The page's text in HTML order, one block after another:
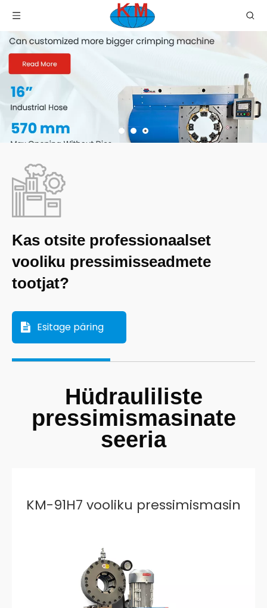
Kas otsite professionaalset
vooliku pressimisseadmete
tootjat?
Esitage päring
Hüdrauliliste
pressimismasinate
seeria
KM-91H7 vooliku pressimismasin